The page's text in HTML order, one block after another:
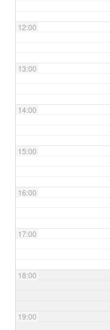
12:00
13:00
14:00
15:00
16:00
17:00
18:00
19:00